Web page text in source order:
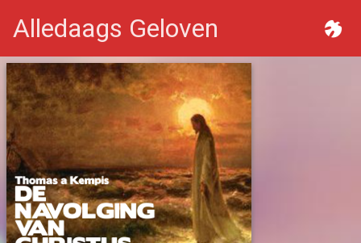
Alledaags Geloven